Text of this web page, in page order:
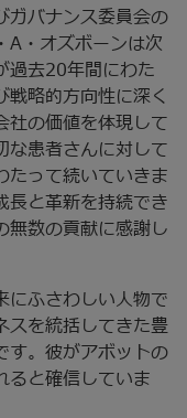
ガバナンス委員会の
A・オズボーンは次
過去20年間にわた
戦略的方向性に深く
社の価値を体現して
な患者さんに対して
たって続いていきま
長と革新を持続でき
無数の貢献に感謝し
にふさわしい人物で
スを統括してきた豊
す。彼がアボットの
ると確信していま